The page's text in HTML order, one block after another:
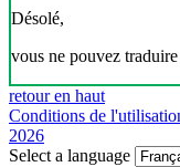
Désolé,
vous ne pouvez
retour en haut
Conditions de
2026
Select a language